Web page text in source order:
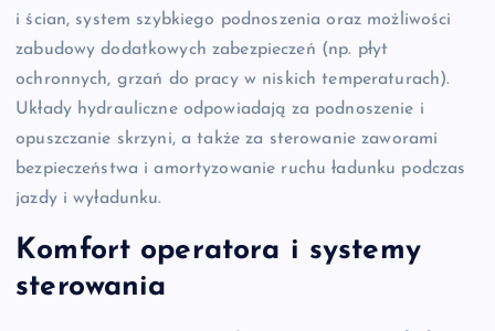
i ścian, system szybkiego podnoszenia oraz możliwości
zabudowy dodatkowych zabezpieczeń (np. płyt
ochronnych, grzań do pracy w niskich temperaturach).
Układy hydrauliczne odpowiadają za podnoszenie i
opuszczanie skrzyni, a także za sterowanie zaworami
bezpieczeństwa i amortyzowanie ruchu ładunku podczas
jazdy i wyładunku.
Komfort operatora i systemy
sterowania